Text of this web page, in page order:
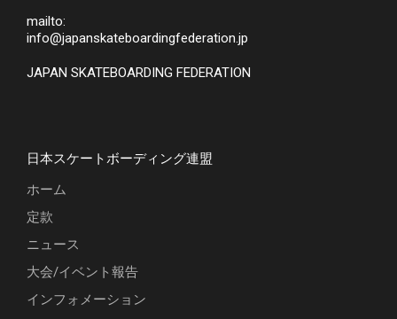
mailto:
info@japanskateboardingfederation.jp
JAPAN SKATEBOARDING FEDERATION
日本スケートボーディング連盟
ホーム
定款
ニュース
大会/イベント報告
インフォメーション